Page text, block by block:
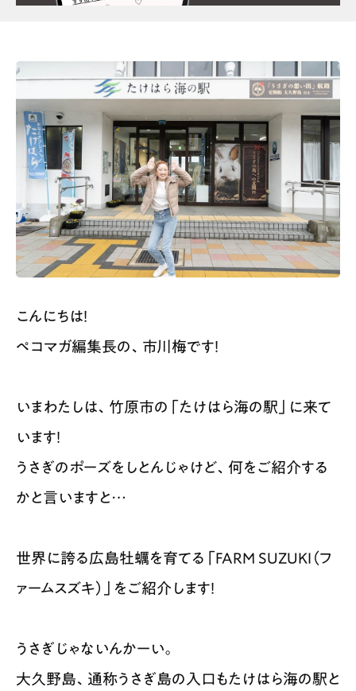
こんにちは！
ペコマガ編集長の、市川梅です！
いまわたしは、竹原市の「たけはら海の駅」に来て
います！
うさぎのポーズをしとんじゃけど、何をご紹介する
かと言いますと…
世界に誇る広島牡蠣を育てる「FARM SUZUKI（フ
ァームスズキ）」をご紹介します！​
うさぎじゃないんかーい。
大久野島、通称うさぎ島の入口もたけはら海の駅と